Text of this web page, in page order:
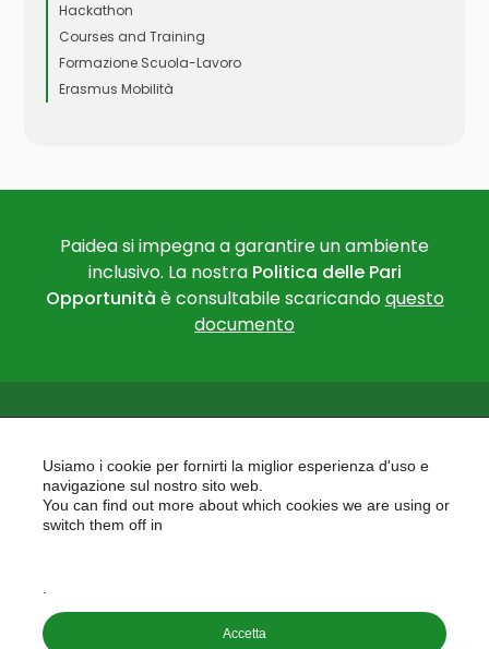
Hackathon
Courses and Training
Formazione Scuola-Lavoro
Erasmus Mobilità
Paidea si impegna a garantire un ambiente
inclusivo. La nostra Politica delle Pari
Opportunità è consultabile scaricandoquesto
documento
PAIDEA
Usiamo i cookie per fornirti la miglior esperienza d'uso e
navigazione sul nostro sito web.
You can find out more about which cookies we are using or
switch them off in
Accetta